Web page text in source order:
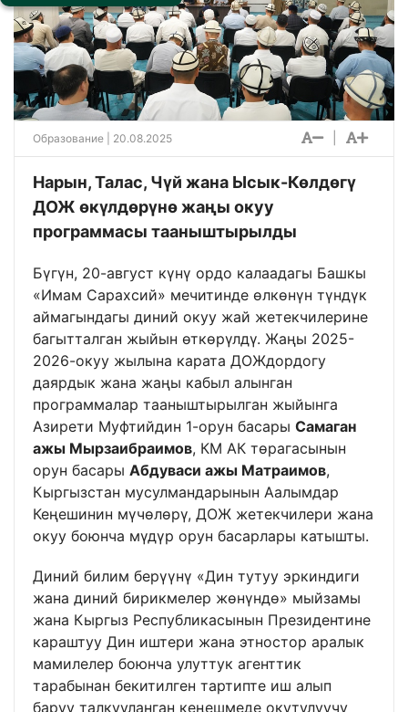
Образование | 20.08.2025
Нарын, Талас, Чүй жана Ысык-Көлдөгү
ДОЖ өкүлдөрүнө жаңы окуу
программасы тааныштырылды
Бүгүн, 20-август күнү ордо калаадагы Башкы
«Имам Сарахсий» мечитинде өлкөнүн түндүк
аймагындагы диний окуу жай жетекчилерине
багытталган жыйын өткөрүлдү. Жаңы 2025-
2026-окуу жылына карата ДОЖдордогу
даярдык жана жаңы кабыл алынган
программалар тааныштырылган жыйынга
Азирети Муфтийдин 1-орун басары Самаган
ажы Мырзаибраимов, КМ АК төрагасынын
орун басары Абдуваси ажы Матраимов,
Кыргызстан мусулмандарынын Аалымдар
Кеңешинин мүчөлөрү, ДОЖ жетекчилери жана
окуу боюнча мүдүр орун басарлары катышты.
Диний билим берүүнү «Дин тутуу эркиндиги
жана диний бирикмелер жөнүндө» мыйзамы
жана Кыргыз Республикасынын Президентине
караштуу Дин иштери жана этностор аралык
мамилелер боюнча улуттук агенттик
тарабынан бекитилген тартипте иш алып
баруу талкууланган кеңешмеде окутулуучу